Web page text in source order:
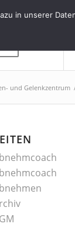
und Gelenkzentrum
in unserer